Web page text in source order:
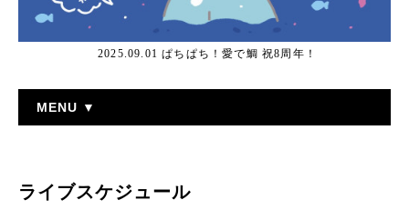
2025.09.01 ぱちぱち！愛で鯛 祝8周年！
MENU ▼
ライブスケジュール